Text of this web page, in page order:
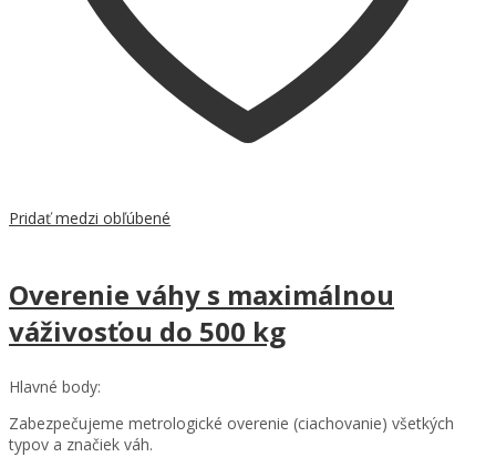
Pridať medzi obľúbené
Overenie váhy s maximálnou
váživosťou do 500 kg
Hlavné body:
Zabezpečujeme metrologické overenie (ciachovanie) všetkých
typov a značiek váh.